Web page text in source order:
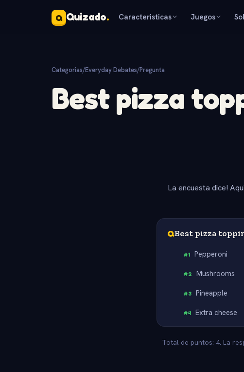
Q Quizado. Caracteristicas Juegos
Categorias/Everyday Debates/Pregunta
Best pizza
La encuesta dice!
QBest pizza
#1 Pepperoni
#2 Mushrooms
#3 Pineapple
#4 Extra cheese
Total de puntos: 4. La